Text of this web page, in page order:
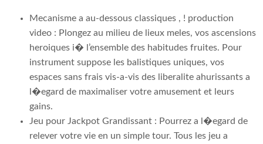
Mecanisme a au-dessous classiques , ! production
video : Plongez au milieu de lieux meles, vos ascensions
heroiques i� l’ensemble des habitudes fruites. Pour
instrument suppose les balistiques uniques, vos
espaces sans frais vis-a-vis des liberalite ahurissants a
l�egard de maximaliser votre amusement et leurs
gains.
Jeu pour Jackpot Grandissant : Pourrez a l�egard de
relever votre vie en un simple tour. Tous les jeu a